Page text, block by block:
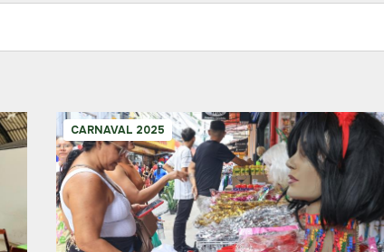
CARNAVAL 2025